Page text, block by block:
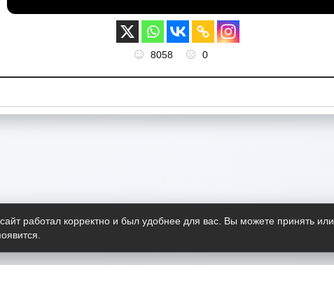
8058 0
работал корректно и был удобнее для вас. Вы можете принять или